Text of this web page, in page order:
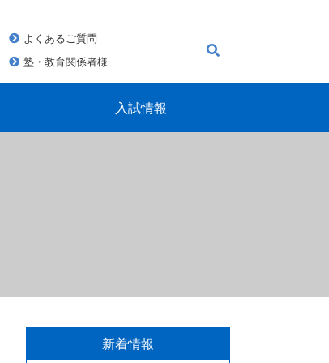
よくあるご質問
塾・教育関係者様
入試情報
新着情報